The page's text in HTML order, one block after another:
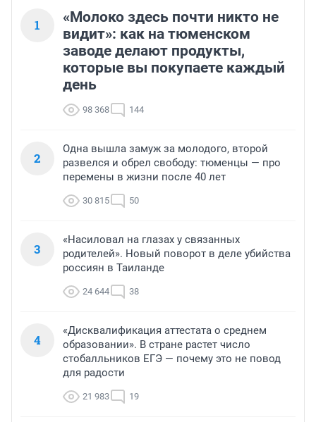
1
«Молоко здесь почти никто не
видит»: как на тюменском
заводе делают продукты,
которые вы покупаете каждый
день
98 368 144
2
Одна вышла замуж за молодого, второй
развелся и обрел свободу: тюменцы — про
перемены в жизни после 40 лет
30 815 50
3
«Насиловал на глазах у связанных
родителей». Новый поворот в деле убийства
россиян в Таиланде
24 644 38
4
«Дисквалификация аттестата о среднем
образовании». В стране растет число
стобалльников ЕГЭ — почему это не повод
для радости
21 983 19